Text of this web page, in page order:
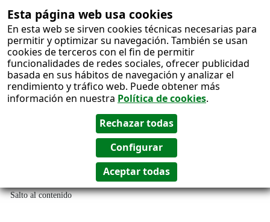
Esta página web usa cookies
En esta web se sirven cookies técnicas necesarias para
permitir y optimizar su navegación. También se usan
cookies de terceros con el fin de permitir
funcionalidades de redes sociales, ofrecer publicidad
basada en sus hábitos de navegación y analizar el
rendimiento y tráfico web. Puede obtener más
información en nuestra Política de cookies.
Salto al contenido